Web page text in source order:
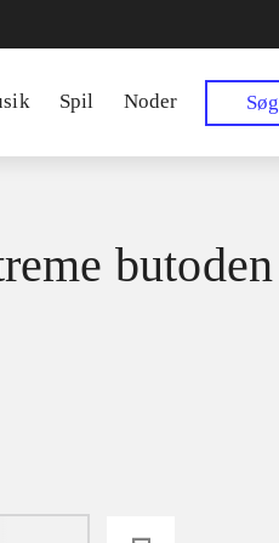
Spil Noder Søg
butoden